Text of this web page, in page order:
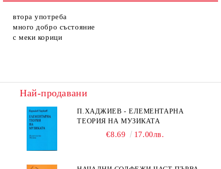
втора употреба
много добро състояние
с меки корици
Най-продавани
П.ХАДЖИЕВ - ЕЛЕМЕНТАРНА
ТЕОРИЯ НА МУЗИКАТА
€8.69 17.00лв.